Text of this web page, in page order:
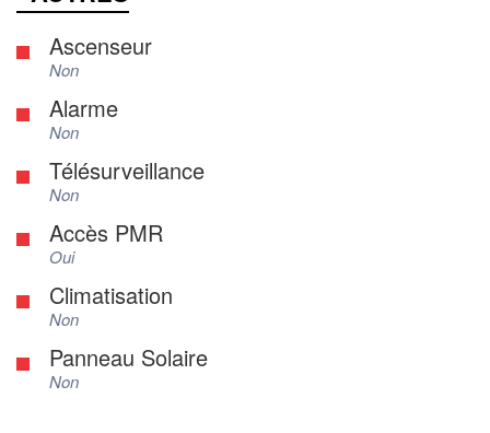
Ascenseur
Non
Alarme
Non
Télésurveillance
Non
Accès PMR
Oui
Climatisation
Non
Panneau Solaire
Non